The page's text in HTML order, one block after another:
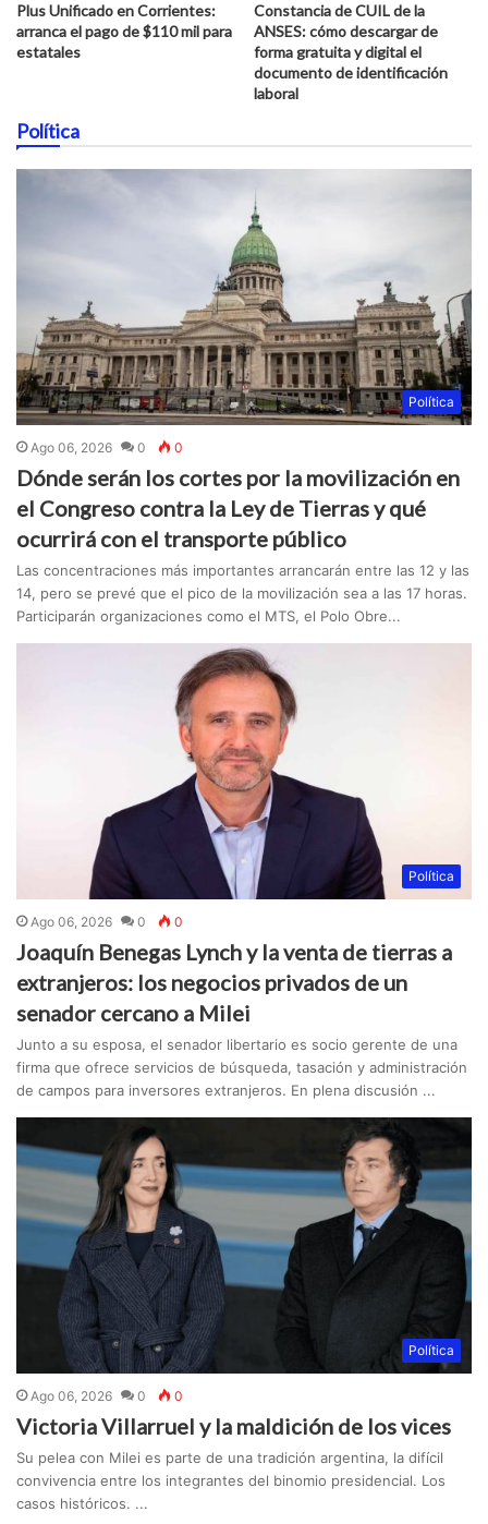
Plus Unificado en Corrientes:
arranca el pago de $110 mil para
estatales
Constancia de CUIL de la
ANSES: cómo descargar de
forma gratuita y digital el
documento de identificación
laboral
Política
Política
Ago 06, 2026 0 0
Dónde serán los cortes por la movilización en
el Congreso contra la Ley de Tierras y qué
ocurrirá con el transporte público
Las concentraciones más importantes arrancarán entre las 12 y las
14, pero se prevé que el pico de la movilización sea a las 17 horas.
Participarán organizaciones como el MTS, el Polo Obre...
Política
Ago 06, 2026 0 0
Joaquín Benegas Lynch y la venta de tierras a
extranjeros: los negocios privados de un
senador cercano a Milei
Junto a su esposa, el senador libertario es socio gerente de una
firma que ofrece servicios de búsqueda, tasación y administración
de campos para inversores extranjeros. En plena discusión ...
Política
Ago 06, 2026 0 0
Victoria Villarruel y la maldición de los vices
Su pelea con Milei es parte de una tradición argentina, la difícil
convivencia entre los integrantes del binomio presidencial. Los
casos históricos. ...